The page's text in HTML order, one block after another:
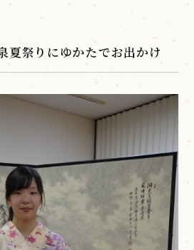
夏祭りにゆかたでお出かけ